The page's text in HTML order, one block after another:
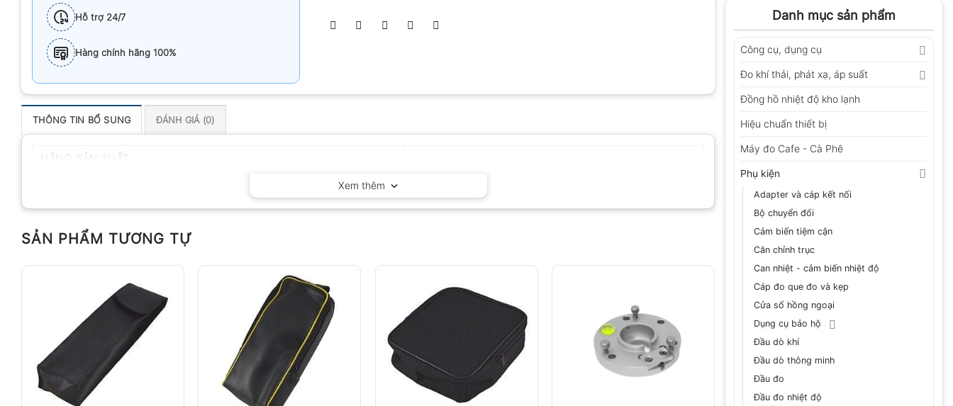
Danh mục sản phẩm
Công cụ, dụng cụ
Đo khí thải, phát xạ, áp suất
Đồng hồ nhiệt độ kho lạnh
Hiệu chuẩn thiết bị
Máy đo Cafe - Cà Phê
Phụ kiện
Adapter và cáp kết nối
Bộ chuyển đổi
Cảm biến tiệm cận
Căn chỉnh trục
Can nhiệt - cảm biến nhiệt độ
Cáp đo que đo và kẹp
Cửa sổ hồng ngoại
Dụng cụ bảo hộ
Đầu dò khí
Đầu dò thông minh
Đầu đo
Đầu đo nhiệt độ
Hỗ trợ 24/7
Hàng chính hãng 100%
THÔNG TIN BỔ SUNG ĐÁNH GIÁ (0)
Xem thêm
SẢN PHẨM TƯƠNG TỰ